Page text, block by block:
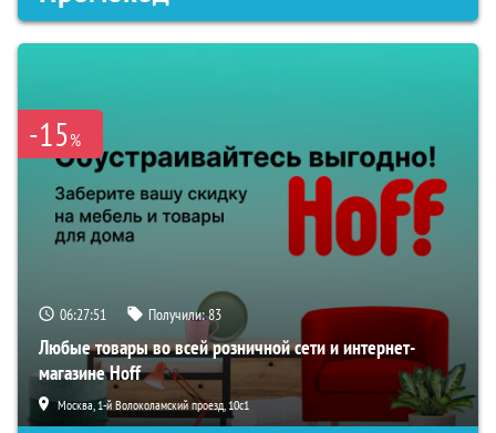
-15%
06:27:51 Получили:83
Любые товары во всей розничной сети и интернет-
магазине Hoff
Москва, 1-й Волоколамский проезд, 10с1